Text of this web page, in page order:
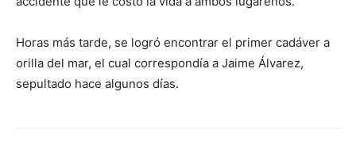
Horas más tarde, se logró encontrar el primer cadáver a
orilla del mar, el cual correspondía a Jaime Álvarez,
sepultado hace algunos días.